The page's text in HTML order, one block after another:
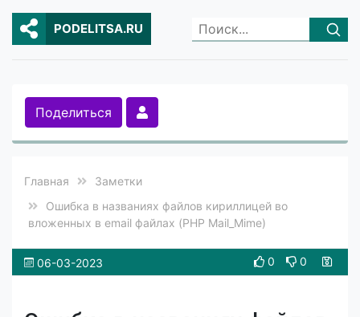
PODELITSA.RU
Поделиться
Главная
Заметки
Ошибка в названиях файлов кириллицей во
вложенных в email файлах (PHP Mail_Mime)
06-03-2023 0 0